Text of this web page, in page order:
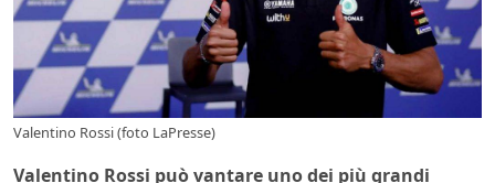
Valentino Rossi (foto LaPresse)
Valentino Rossi può vantare uno dei più grandi